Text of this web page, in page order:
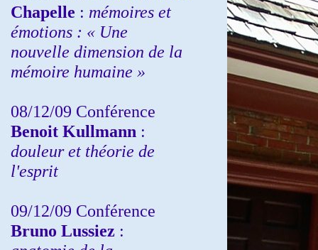
Chapelle : mémoires et
émotions : « Une
nouvelle dimension de la
mémoire humaine »
08/12/09 Conférence
Benoit Kullmann :
douleur et théorie de
l'esprit
09/12/09 Conférence
Bruno Lussiez :